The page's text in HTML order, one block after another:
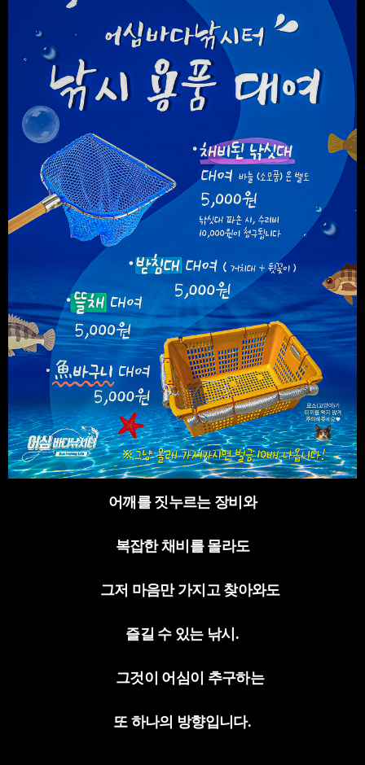
어깨를 짓누르는 장비와
복잡한 채비를 몰라도
그저 마음만 가지고 찾아와도
즐길 수 있는 낚시 .
그것이 어심이 추구하는
또 하나의 방향입니다.